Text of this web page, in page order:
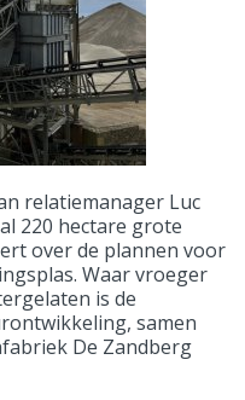
relatiemanager Luc
220 hectare grote
over de plannen voor
Waar vroeger
is de
samen
De Zandberg